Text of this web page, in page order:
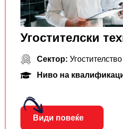
Угостителски
Сектор:
Ниво на
Види повеќе